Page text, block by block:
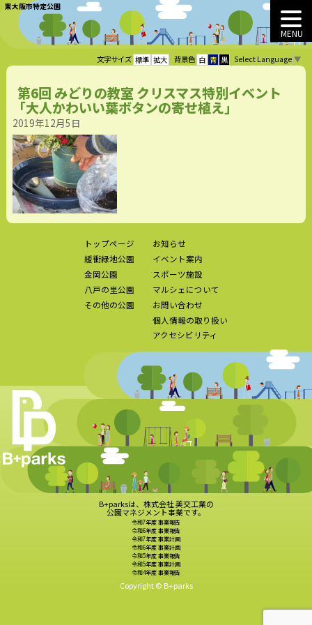
東大阪市特定公園
MENU
文字サイズ 標準 拡大 背景色 白 青 黒 Select Language ▼
第6回 みどりの教室 クリスマス特別イベント
「大人かわいい葉ボタンの寄せ植え」
2019年12月5日
トップページ
緩衝緑地公園
金岡公園
八戸の里公園
その他の公園
お知らせ
イベント案内
スポーツ施設
マルシェについて
お問い合わせ
個人情報の取り扱い
アクセシビリティ
B+parksは、株式会社 美交工業の
公園マネジメント事業です。
令和7年度 事業報告
令和6年度 事業報告
令和7年度 事業計画
令和6年度 事業計画
令和5年度 事業報告
令和5年度 事業計画
令和4年度 事業報告
Copyright © B+parks